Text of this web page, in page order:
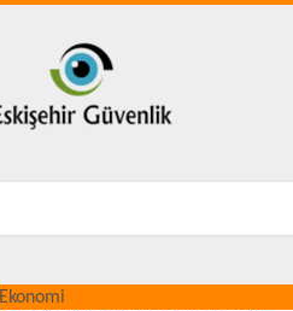
Ekonomi